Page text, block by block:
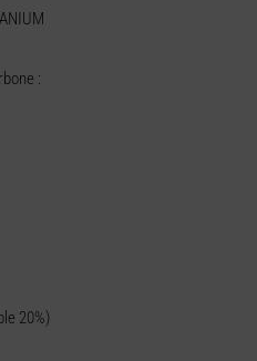
:
20%)